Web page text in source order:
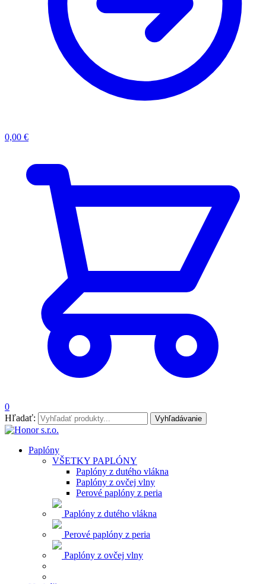
0,00 €
0
Hľadať:
Vyhľadávanie
Paplóny
VŠETKY PAPLÓNY
Paplóny z dutého vlákna
Paplóny z ovčej vlny
Perové paplóny z peria
Paplóny z dutého vlákna
Perové paplóny z peria
Paplóny z ovčej vlny